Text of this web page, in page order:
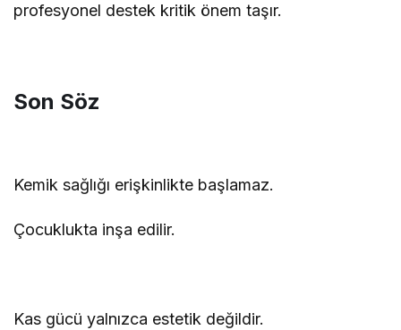
profesyonel destek kritik önem taşır.
Son Söz
Kemik sağlığı erişkinlikte başlamaz.
Çocuklukta inşa edilir.
Kas gücü yalnızca estetik değildir.